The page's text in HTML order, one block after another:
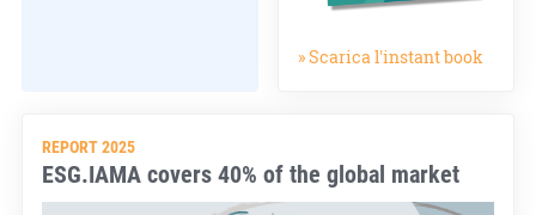
» Scarica l'instant book
REPORT 2025
ESG.IAMA covers 40% of the global market